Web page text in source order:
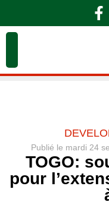
Publié le mardi 24
TOGO:
pour